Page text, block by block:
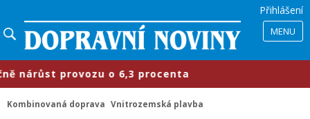
Přihlášení
MENU
provozu o 6,3 procenta
Kombinovaná doprava Vnitrozemská plavba